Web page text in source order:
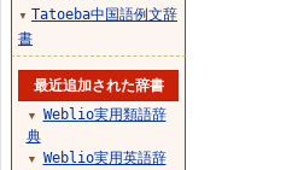
▼ Tatoeba中国語例文辞
書
最近追加された辞書
▼
Weblio実用類語辞
典
▼
Weblio実用英語辞